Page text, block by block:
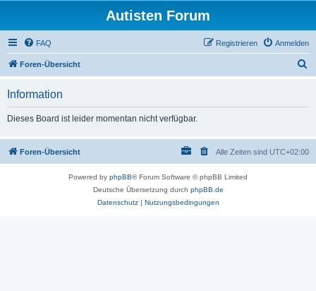
Autisten Forum
FAQ Anmelden
Registrieren
Foren-Übersicht
Information
Dieses Board ist leider momentan nicht verfügbar.
Foren-Übersicht Alle Zeiten sind UTC+02:00
Powered by phpBB® Forum Software © phpBB Limited
Deutsche Übersetzung durch phpBB.de
Datenschutz| Nutzungsbedingungen